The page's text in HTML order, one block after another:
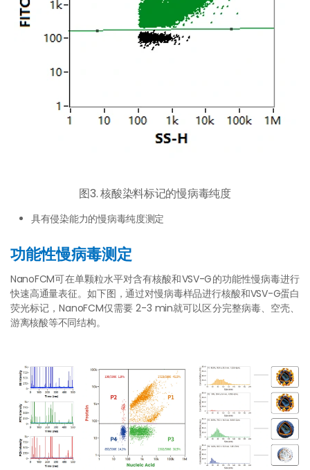
图3. 核酸染料标记的慢病毒纯度
具有侵染能力的慢病毒纯度测定
功能性慢病毒测定
NanoFCM可在单颗粒水平对含有核酸和VSV-G的功能性慢病毒进行
快速高通量表征。如下图，通过对慢病毒样品进行核酸和VSV-G蛋白
荧光标记，NanoFCM仅需要 2-3 min就可以区分完整病毒、空壳、
游离核酸等不同结构。